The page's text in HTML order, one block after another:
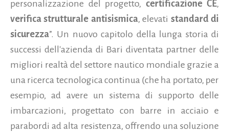
personalizzazione del progetto, certificazione CE,
verifica strutturale antisismica, elevati standard di
sicurezza”. Un nuovo capitolo della lunga storia di
successi dell'azienda di Bari diventata partner delle
migliori realtà del settore nautico mondiale grazie a
una ricerca tecnologica continua (che ha portato, per
esempio, ad avere un sistema di supporto delle
imbarcazioni, progettato con barre in acciaio e
parabordi ad alta resistenza, offrendo una soluzione